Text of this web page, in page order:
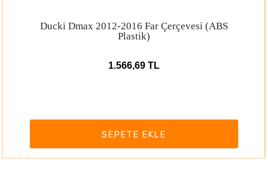
Ducki Dmax 2012-2016 Far Çerçevesi (ABS
Plastik)
1.566,69 TL
SEPETE EKLE